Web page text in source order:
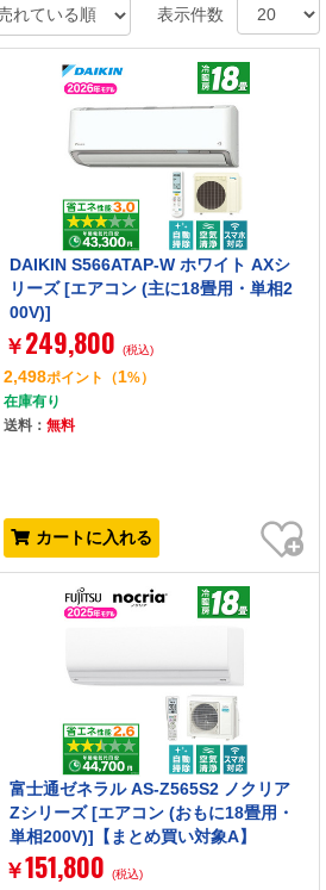
表示件数
DAIKIN S566ATAP-W ホワイト AXシ
リーズ [エアコン (主に18畳用・単相2
00V)]
￥ 249,800 (税込)
2,498ポイント （1%）
在庫有り
送料： 無料
カートに入れる
お気に入り
富士通ゼネラル AS-Z565S2 ノクリア
Zシリーズ [エアコン (おもに18畳用・
単相200V)]【まとめ買い対象A】
￥151,800 (税込)